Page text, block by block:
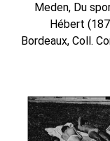
Meden, Du
Hébert
Bordeaux, Coll.